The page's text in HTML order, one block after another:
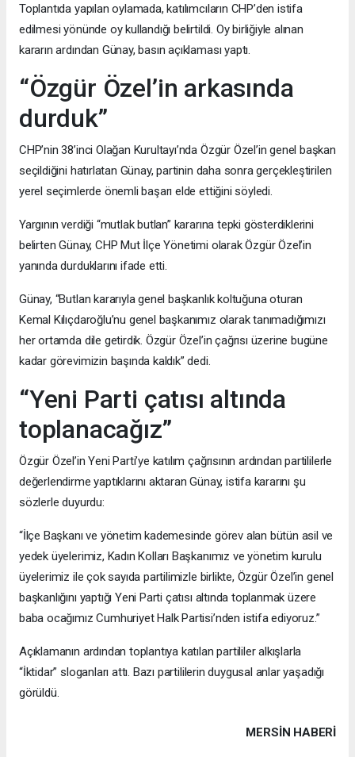
Toplantıda yapılan oylamada, katılımcıların CHP’den istifa
edilmesi yönünde oy kullandığı belirtildi. Oy birliğiyle alınan
kararın ardından Günay, basın açıklaması yaptı.
“Özgür Özel’in arkasında
durduk”
CHP’nin 38’inci Olağan Kurultayı’nda Özgür Özel’in genel başkan
seçildiğini hatırlatan Günay, partinin daha sonra gerçekleştirilen
yerel seçimlerde önemli başarı elde ettiğini söyledi.
Yargının verdiği “mutlak butlan” kararına tepki gösterdiklerini
belirten Günay, CHP Mut İlçe Yönetimi olarak Özgür Özel’in
yanında durduklarını ifade etti.
Günay, “Butlan kararıyla genel başkanlık koltuğuna oturan
Kemal Kılıçdaroğlu’nu genel başkanımız olarak tanımadığımızı
her ortamda dile getirdik. Özgür Özel’in çağrısı üzerine bugüne
kadar görevimizin başında kaldık” dedi.
“Yeni Parti çatısı altında
toplanacağız”
Özgür Özel’in Yeni Parti’ye katılım çağrısının ardından partililerle
değerlendirme yaptıklarını aktaran Günay, istifa kararını şu
sözlerle duyurdu:
“İlçe Başkanı ve yönetim kademesinde görev alan bütün asil ve
yedek üyelerimiz, Kadın Kolları Başkanımız ve yönetim kurulu
üyelerimiz ile çok sayıda partilimizle birlikte, Özgür Özel’in genel
başkanlığını yaptığı Yeni Parti çatısı altında toplanmak üzere
baba ocağımız Cumhuriyet Halk Partisi’nden istifa ediyoruz.”
Açıklamanın ardından toplantıya katılan partililer alkışlarla
“İktidar” sloganları attı. Bazı partililerin duygusal anlar yaşadığı
görüldü.
MERSIN HABERİ